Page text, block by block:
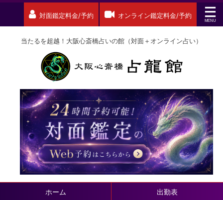
対面鑑定料金/予約 オンライン鑑定料金/予約
当たるを超越！大阪心斎橋占いの館（対面＋オンライン占い）
ホーム 出勤表